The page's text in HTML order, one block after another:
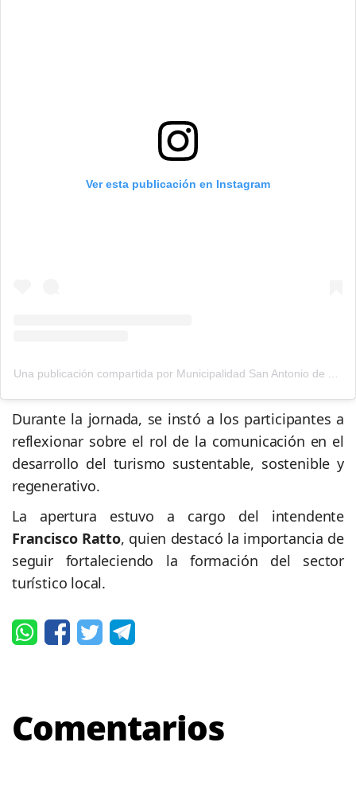
Ver esta publicación en Instagram
Una publicación compartida por Municipalidad San Antonio de Areco (@municipioareco)
Durante la jornada, se instó a los participantes a
reflexionar sobre el rol de la comunicación en el
desarrollo del turismo sustentable, sostenible y
regenerativo.
La apertura estuvo a cargo del intendente
Francisco Ratto, quien destacó la importancia de
seguir fortaleciendo la formación del sector
turístico local.
Comentarios